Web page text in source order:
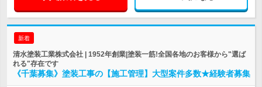
新着
清水塗装工業株式会社 | 1952年創業|塗装一筋!全国各地のお客様から"選ば
れる"存在です
《千葉募集》塗装工事の【施工管理】大型案件多数★経験者募集